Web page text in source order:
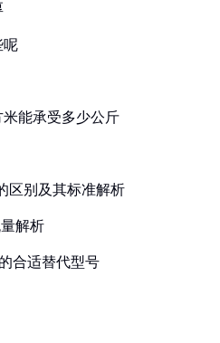
呢
能承受多少公斤
区别及其标准解析
解析
合适替代型号